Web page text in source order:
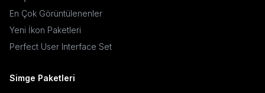
En Çok Görüntülenenler
Yeni İkon Paketleri
Perfect User Interface Set
Simge Paketleri